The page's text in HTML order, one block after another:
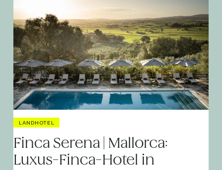
LANDHOTEL
Finca Serena | Mallorca:
Luxus-Finca-Hotel in